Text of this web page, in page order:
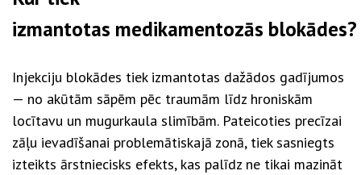
izmantotas medikamentozās blokādes?
Injekciju blokādes tiek izmantotas dažādos gadījumos
— no akūtām sāpēm pēc traumām līdz hroniskām
locītavu un mugurkaula slimībām. Pateicoties precīzai
zāļu ievadīšanai problemātiskajā zonā, tiek sasniegts
izteikts ārstniecisks efekts, kas palīdz ne tikai mazināt